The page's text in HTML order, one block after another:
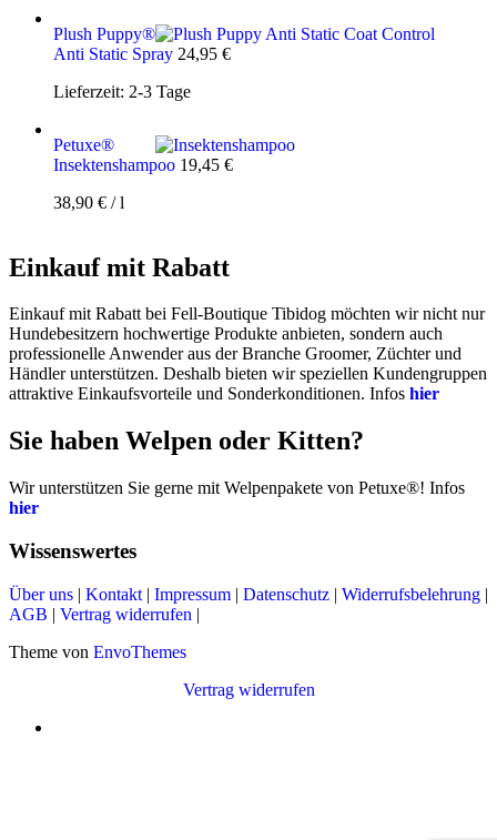
Plush Puppy®
Anti Static Spray 24,95 €
Lieferzeit: 2-3 Tage
Petuxe®
Insektenshampoo 19,45 €
38,90 € /l
Einkauf mit Rabatt
Einkauf mit Rabatt bei Fell-Boutique Tibidog möchten wir nicht nur
Hundebesitzern hochwertige Produkte anbieten, sondern auch
professionelle Anwender aus der Branche Groomer, Züchter und
Händler unterstützen. Deshalb bieten wir speziellen Kundengruppen
attraktive Einkaufsvorteile und Sonderkonditionen. Infos hier
Sie haben Welpen oder Kitten?
Wir unterstützen Sie gerne mit Welpenpakete von Petuxe®! Infos
hier
Wissenswertes
Über uns | Kontakt | Impressum | Datenschutz | Widerrufsbelehrung |
AGB | Vertrag widerrufen |
Theme von EnvoThemes
Vertrag widerrufen